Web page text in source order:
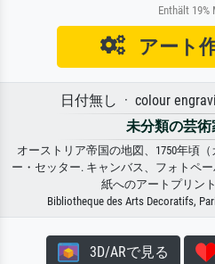
Enthält 19%
アート
日付無し · colour
未分類の芸術
オーストリア帝国の地図、1750年頃
ー・セッター. キャンバス、フォトペ
紙へのアートプリン
Bibliotheque des Arts Decoratifs,
3D/ARで見る